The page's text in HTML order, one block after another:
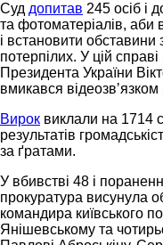
Суд допитав 245 осіб і
та фотоматеріалів, аби
і встановити обставини
потерпілих. У цій
Президента України
вмикався
Вирок виклали на 1714
результатів
за ґратами.
У вбивстві 48 і
прокуратура висунула
командира київського
Янішевському та